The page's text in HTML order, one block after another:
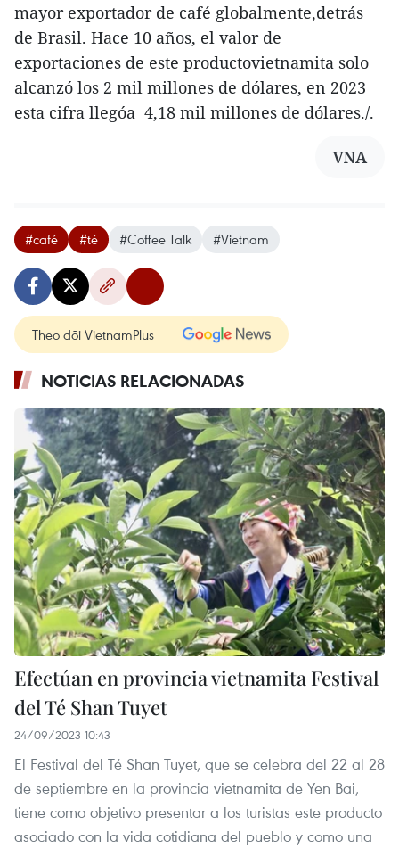
mayor exportador de café globalmente,detrás
de Brasil. Hace 10 años, el valor de
exportaciones de este productovietnamita solo
alcanzó los 2 mil millones de dólares, en 2023
esta cifra llegóa 4,18 mil millones de dólares./.
VNA
#café #té #Coffee Talk #Vietnam
Theo dõi VietnamPlus
NOTICIAS RELACIONADAS
Efectúan en provincia vietnamita Festival
del Té Shan Tuyet
24/09/2023 10:43
El Festival del Té Shan Tuyet, que se celebra del 22 al 28
de septiembre en la provincia vietnamita de Yen Bai,
tiene como objetivo presentar a los turistas este producto
asociado con la vida cotidiana del pueblo y como una